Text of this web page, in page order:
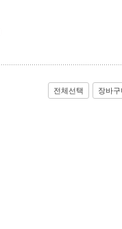
전체선택 장바